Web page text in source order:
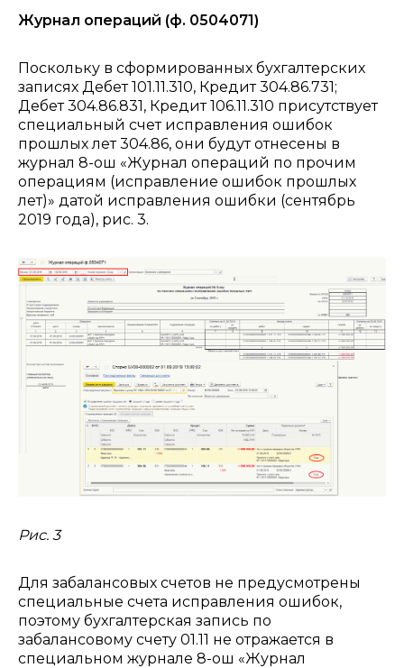
Журнал операций (ф. 0504071)
Поскольку в сформированных бухгалтерских
записях Дебет 101.11.310, Кредит 304.86.731;
Дебет 304.86.831, Кредит 106.11.310 присутствует
специальный счет исправления ошибок
прошлых лет 304.86, они будут отнесены в
журнал 8-ош «Журнал операций по прочим
операциям (исправление ошибок прошлых
лет)» датой исправления ошибки (сентябрь
2019 года), рис. 3.
Рис. 3
Для забалансовых счетов не предусмотрены
специальные счета исправления ошибок,
поэтому бухгалтерская запись по
забалансовому счету 01.11 не отражается в
специальном журнале 8-ош «Журнал